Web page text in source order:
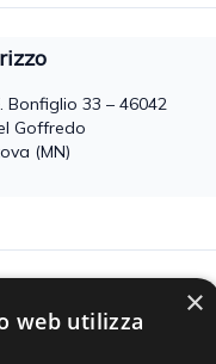
Bonfiglio 33 – 46042
Goffredo
(MN)
×
web utilizza